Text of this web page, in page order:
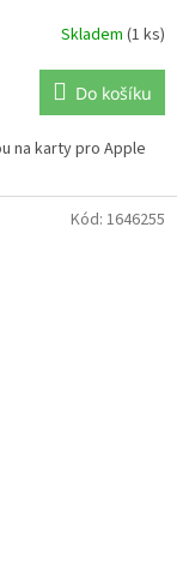
Skladem (1 ks)
Do košíku
na karty pro Apple
Kód: 1646255